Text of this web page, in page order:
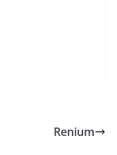
Renium